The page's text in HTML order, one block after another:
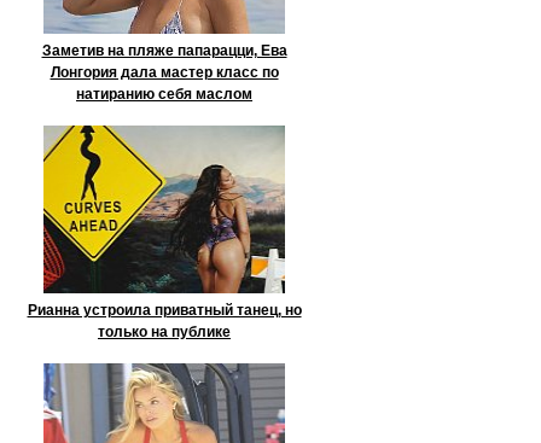
Заметив на пляже папарацци, Ева
Лонгория дала мастер класс по
натиранию себя маслом
Рианна устроила приватный танец, но
только на публике